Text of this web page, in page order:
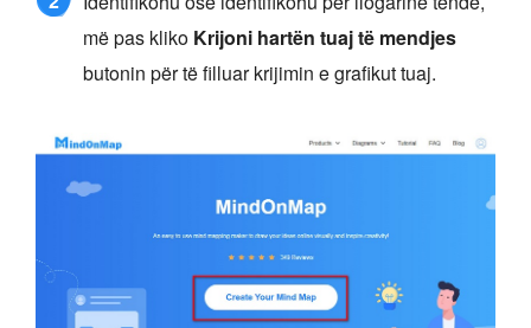
më pas kliko Krijoni hartën tuaj të mendjes
butonin për të filluar krijimin e grafikut tuaj.